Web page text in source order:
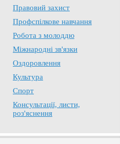
Правовий захист
Профспілкове навчання
Робота з молоддю
Міжнародні зв'язки
Оздоровлення
Культура
Спорт
Консультації, листи,
роз'яснення